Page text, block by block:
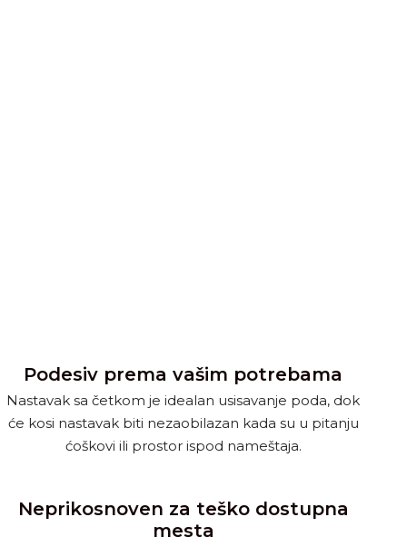
Podesiv prema vašim potrebama
Nastavak sa četkom je idealan usisavanje poda, dok
će kosi nastavak biti nezaobilazan kada su u pitanju
ćoškovi ili prostor ispod nameštaja.
Neprikosnoven za teško dostupna
mesta